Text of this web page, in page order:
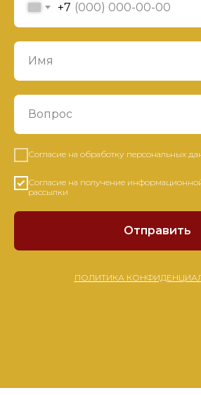
+7
Согласие на обработку персональных
Согласие на получение
рассылки
Отправить
ПОЛИТИКА